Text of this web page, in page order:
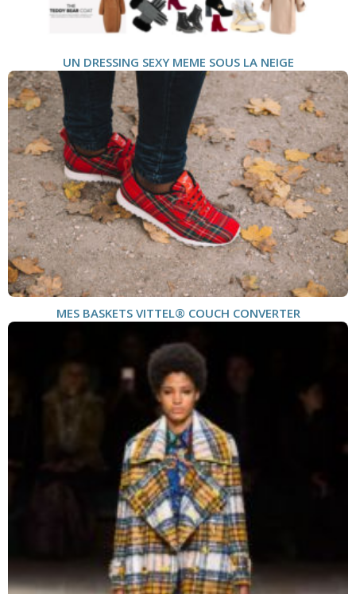
UN DRESSING SEXY MEME SOUS LA NEIGE
MES BASKETS VITTEL® COUCH CONVERTER